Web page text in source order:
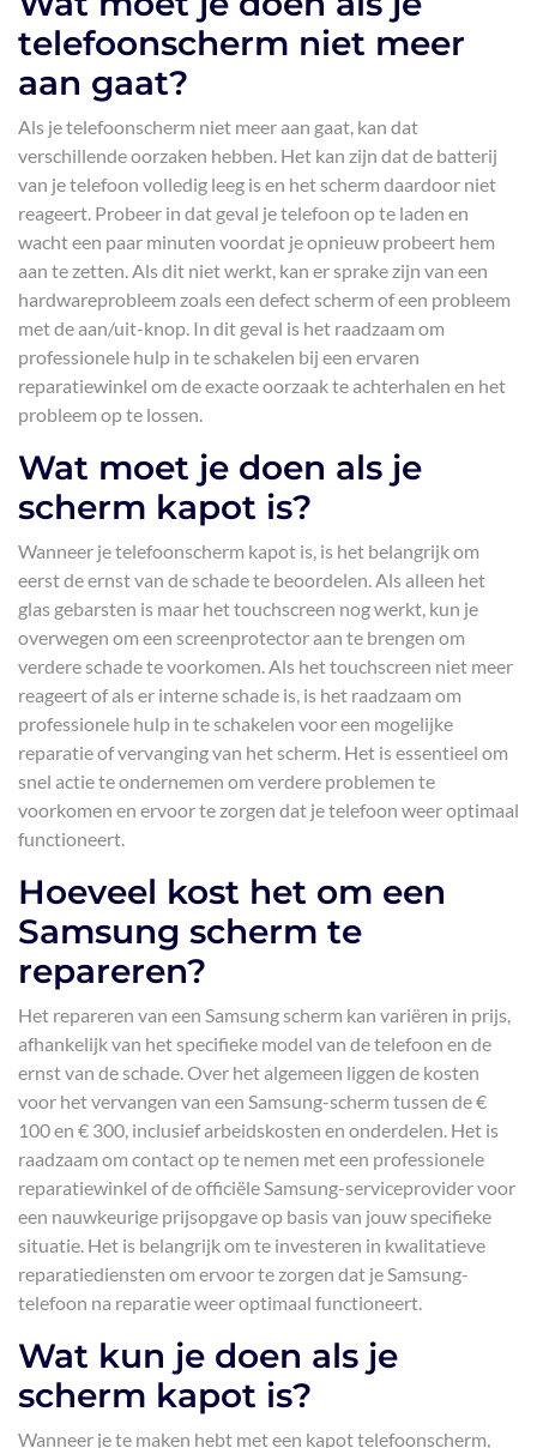
telefoonscherm niet meer
aan gaat?
Als je telefoonscherm niet meer aan gaat, kan dat
verschillende oorzaken hebben. Het kan zijn dat de batterij
van je telefoon volledig leeg is en het scherm daardoor niet
reageert. Probeer in dat geval je telefoon op te laden en
wacht een paar minuten voordat je opnieuw probeert hem
aan te zetten. Als dit niet werkt, kan er sprake zijn van een
hardwareprobleem zoals een defect scherm of een probleem
met de aan/uit-knop. In dit geval is het raadzaam om
professionele hulp in te schakelen bij een ervaren
reparatiewinkel om de exacte oorzaak te achterhalen en het
probleem op te lossen.
Wat moet je doen als je
scherm kapot is?
Wanneer je telefoonscherm kapot is, is het belangrijk om
eerst de ernst van de schade te beoordelen. Als alleen het
glas gebarsten is maar het touchscreen nog werkt, kun je
overwegen om een screenprotector aan te brengen om
verdere schade te voorkomen. Als het touchscreen niet meer
reageert of als er interne schade is, is het raadzaam om
professionele hulp in te schakelen voor een mogelijke
reparatie of vervanging van het scherm. Het is essentieel om
snel actie te ondernemen om verdere problemen te
voorkomen en ervoor te zorgen dat je telefoon weer optimaal
functioneert.
Hoeveel kost het om een
Samsung scherm te
repareren?
Het repareren van een Samsung scherm kan variëren in prijs,
afhankelijk van het specifieke model van de telefoon en de
ernst van de schade. Over het algemeen liggen de kosten
voor het vervangen van een Samsung-scherm tussen de €
100 en € 300, inclusief arbeidskosten en onderdelen. Het is
raadzaam om contact op te nemen met een professionele
reparatiewinkel of de officiële Samsung-serviceprovider voor
een nauwkeurige prijsopgave op basis van jouw specifieke
situatie. Het is belangrijk om te investeren in kwalitatieve
reparatiediensten om ervoor te zorgen dat je Samsung-
telefoon na reparatie weer optimaal functioneert.
Wat kun je doen als je
scherm kapot is?
Wanneer je te maken hebt met een kapot telefoonscherm,